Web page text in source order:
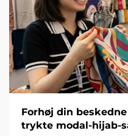
Forhøj din
trykte modal-hijab-